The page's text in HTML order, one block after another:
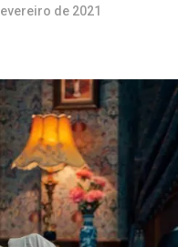
de 2021